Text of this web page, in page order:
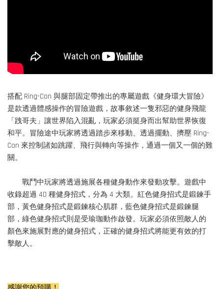
搭配 Ring-Con 與腿部固定帶推出的專屬遊戲《健身環大冒險》
是款透過體感操作的冒險遊戲，故事敘述一隻邪惡的健身飛龍
「跩哥夫」讓世界陷入混亂，玩家必須挺身而出幫助世界恢復
和平。冒險途中玩家將透過踏步來移動、透過擺動、擠壓 Ring-
Con 來控制諸如跳躍、飛行與轉向等操作，通過一個又一個的難
關。
戰鬥中玩家將透過施展各種健身動作來發動攻擊。遊戲中
收錄超過 40 種健身招式，分為 4 大類。紅色健身招式是鍛鍊手
部，黃色健身招式是鍛鍊核心肌群，藍色健身招式是鍛鍊腿
部，綠色健身招式則是受瑜珈動作啟發。玩家必須依照敵人的
顏色來施展對應的健身招式，正確的健身招式將能更有效的打
擊敵人。